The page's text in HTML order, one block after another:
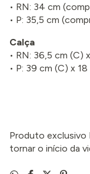
• RN: 34 cm
• P: 35,5 cm
Calça
• RN: 36,5 cm (C)
• P: 39 cm (C) x
Produto exclusivo
tornar o início da